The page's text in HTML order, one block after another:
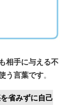
相手に与える不
う言葉です。
省みずに自己